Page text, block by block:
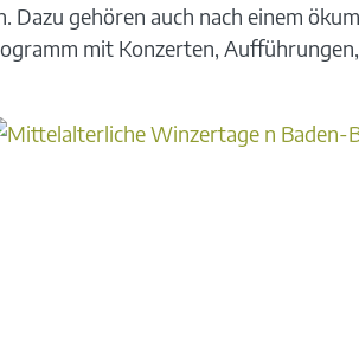
gehören auch nach einem
mit Konzerten,